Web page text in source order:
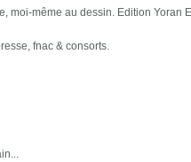
moi-même au dessin. Edition Yoran
fnac & consorts.